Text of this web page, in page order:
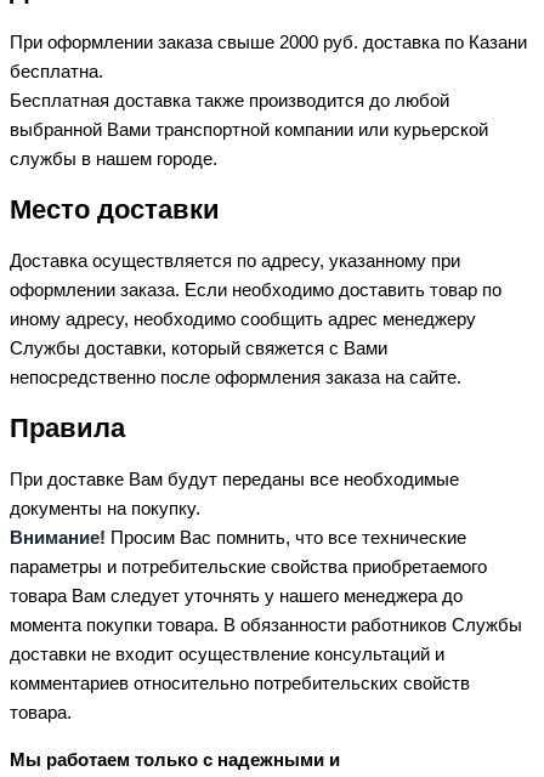
При оформлении заказа свыше 2000 руб. доставка по Казани
бесплатна.
Бесплатная доставка также производится до любой
выбранной Вами транспортной компании или курьерской
службы в нашем городе.
Место доставки
Доставка осуществляется по адресу, указанному при
оформлении заказа. Если необходимо доставить товар по
иному адресу, необходимо сообщить адрес менеджеру
Службы доставки, который свяжется с Вами
непосредственно после оформления заказа на сайте.
Правила
При доставке Вам будут переданы все необходимые
документы на покупку.
Внимание! Просим Вас помнить, что все технические
параметры и потребительские свойства приобретаемого
товара Вам следует уточнять у нашего менеджера до
момента покупки товара. В обязанности работников Службы
доставки не входит осуществление консультаций и
комментариев относительно потребительских свойств
товара.
Мы работаем только с надежными и